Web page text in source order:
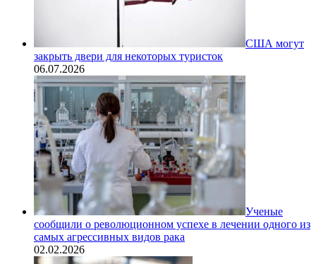
США могут
закрыть двери для некоторых туристок
06.07.2026
Ученые
сообщили о революционном успехе в лечении одного из
самых агрессивных видов рака
02.02.2026